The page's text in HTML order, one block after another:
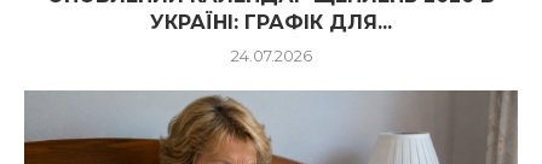
УКРАЇНІ: ГРАФІК ДЛЯ...
24.07.2026